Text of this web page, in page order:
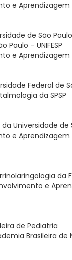
e Aprendizagem
de São Paulo
Paulo – UNIFESP
e Aprendizagem
Federal de
da SPSP
Universidade de
e Aprendizagem
da
e
de Pediatria
Brasileira de